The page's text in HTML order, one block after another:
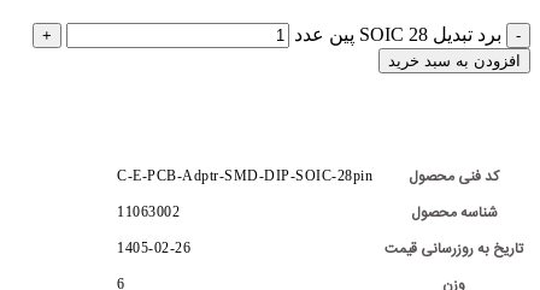
برد تبدیل SOIC 28 پین عدد
افزودن به سبد خرید
کد فنی محصول C-E-PCB-Adptr-SMD-DIP-SOIC-28pin
شناسه محصول 11063002
تاریخ به روزرسانی قیمت 1405-02-26
وزن 6